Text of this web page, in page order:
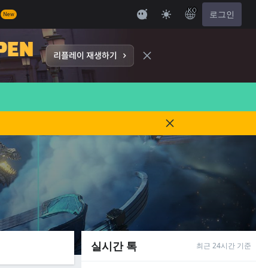
New
KO 로그인
실시간 톡 최근 24시간 기준